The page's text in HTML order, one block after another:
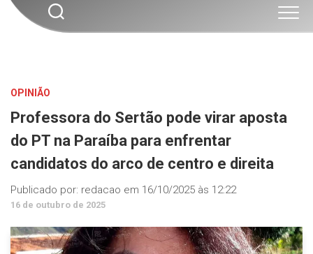
OPINIÃO
Professora do Sertão pode virar aposta
do PT na Paraíba para enfrentar
candidatos do arco de centro e direita
Publicado por: redacao em 16/10/2025 às 12:22
16 de outubro de 2025